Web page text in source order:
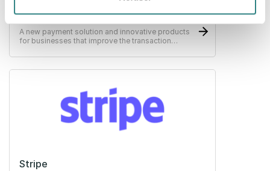
Paytrim
A new payment solution and innovative products
for businesses that improve the transaction
Stripe